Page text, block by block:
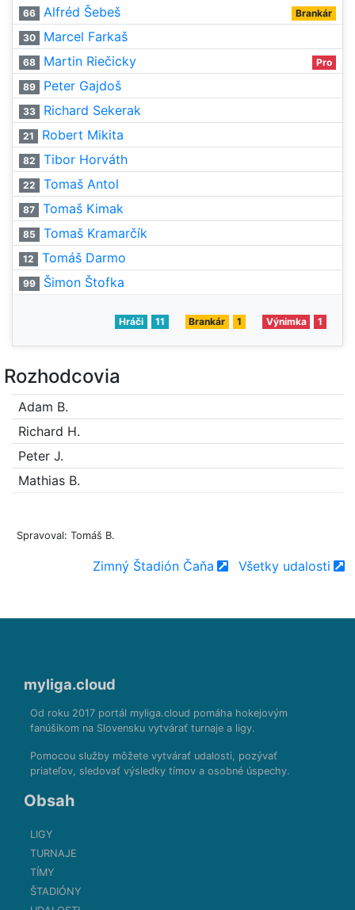
66 Alfréd Šebeš Brankár
30 Marcel Farkaš
68 Martin Riečicky Pro
89 Peter Gajdoš
33 Richard Sekerak
21 Robert Mikita
82 Tibor Horváth
22 Tomaš Antol
87 Tomaš Kimak
85 Tomaš Kramarčík
12 Tomáš Darmo
99 Šimon Štofka
Hráči 11 Brankár 1 Výnimka 1
Rozhodcovia
Adam B.
Richard H.
Peter J.
Mathias B.
Spravoval: Tomáš B.
Zimný Štadión Čaňa Všetky udalosti
myliga.cloud
Od roku 2017 portál myliga.cloud pomáha hokejovým
fanúšikom na Slovensku vytvárať turnaje a ligy.
Pomocou služby môžete vytvárať udalosti, pozývať
priateľov, sledovať výsledky tímov a osobné úspechy.
Obsah
LIGY
TURNAJE
TÍMY
ŠTADIÓNY